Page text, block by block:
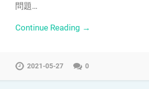
問題…
Continue Reading →
2021-05-27 0